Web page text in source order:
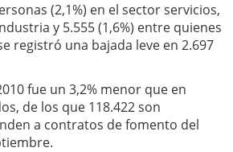
(2,1%) en el sector servicios,
y 5.555 (1,6%) entre quienes
registró una bajada leve en 2.697
fue un 3,2% menor que en
de los que 118.422 son
a contratos de fomento del